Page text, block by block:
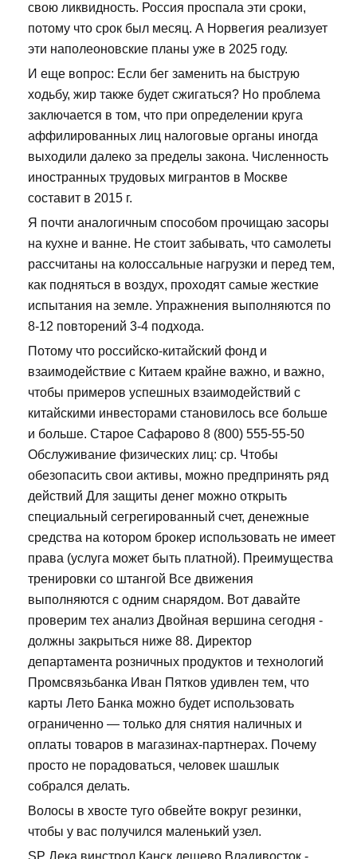
свою ликвидность. Россия проспала эти сроки,
потому что срок был месяц. А Норвегия реализует
эти наполеоновские планы уже в 2025 году.
И еще вопрос: Если бег заменить на быструю
ходьбу, жир также будет сжигаться? Но проблема
заключается в том, что при определении круга
аффилированных лиц налоговые органы иногда
выходили далеко за пределы закона. Численность
иностранных трудовых мигрантов в Москве
составит в 2015 г.
Я почти аналогичным способом прочищаю засоры
на кухне и ванне. Не стоит забывать, что самолеты
рассчитаны на колоссальные нагрузки и перед тем,
как подняться в воздух, проходят самые жесткие
испытания на земле. Упражнения выполняются по
8-12 повторений 3-4 подхода.
Потому что российско-китайский фонд и
взаимодействие с Китаем крайне важно, и важно,
чтобы примеров успешных взаимодействий с
китайскими инвесторами становилось все больше
и больше. Старое Сафарово 8 (800) 555-55-50
Обслуживание физических лиц: ср. Чтобы
обезопасить свои активы, можно предпринять ряд
действий Для защиты денег можно открыть
специальный сегрегированный счет, денежные
средства на котором брокер использовать не имеет
права (услуга может быть платной). Преимущества
тренировки со штангой Все движения
выполняются с одним снарядом. Вот давайте
проверим тех анализ Двойная вершина сегодня -
должны закрыться ниже 88. Директор
департамента розничных продуктов и технологий
Промсвязьбанка Иван Пятков удивлен тем, что
карты Лето Банка можно будет использовать
ограниченно — только для снятия наличных и
оплаты товаров в магазинах-партнерах. Почему
просто не порадоваться, человек шашлык
собрался делать.
Волосы в хвосте туго обвейте вокруг резинки,
чтобы у вас получился маленький узел.
SP Дека винстрол Канск дешево Владивосток -